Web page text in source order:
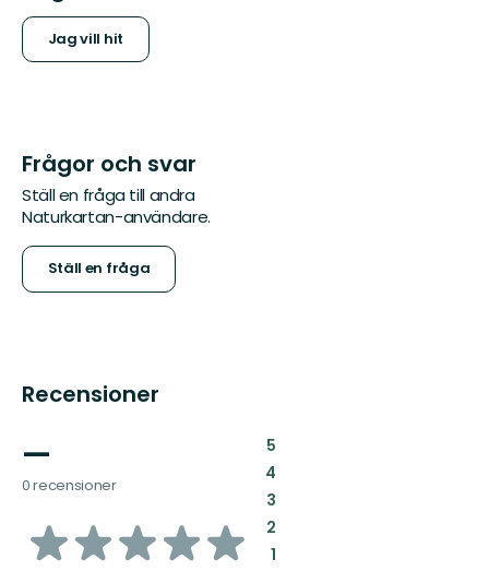
Jag vill hit
Frågor och svar
Ställ en fråga till andra
Naturkartan-användare.
Ställ en fråga
Recensioner
—
0 recensioner
av
5:
4:
3:
2:
1: